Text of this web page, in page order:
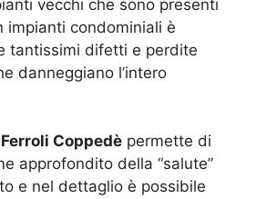
vecchi che sono presenti
impianti condominiali è
tantissimi difetti e perdite
danneggiano l’intero
Coppedè permette di
approfondito della “salute”
e nel dettaglio è possibile